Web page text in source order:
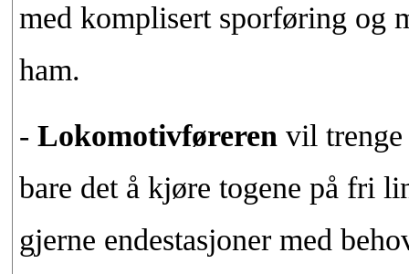
med komplisert sporføring og
ham.
- Lokomotivføreren vil
bare det å kjøre togene på fri
gjerne endestasjoner med